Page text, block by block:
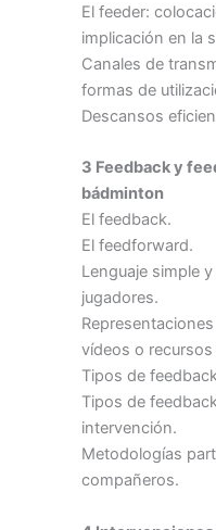
El feeder:
implicación en la
Canales de
formas de
Descansos
3 Feedback y
bádminton
El feedback.
El feedforward.
Lenguaje simple
jugadores.
vídeos o
Tipos de
Tipos de
intervención.
Metodologías
compañeros.